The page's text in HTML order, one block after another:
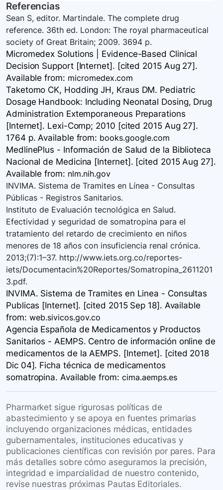
Referencias
Sean S, editor. Martindale. The complete drug
reference. 36th ed. London: The royal pharmaceutical
society of Great Britain; 2009. 3694 p.
Micromedex Solutions | Evidence-Based Clinical
Decision Support [Internet]. [cited 2015 Aug 27].
Available from: micromedex.com
Taketomo CK, Hodding JH, Kraus DM. Pediatric
Dosage Handbook: Including Neonatal Dosing, Drug
Administration Extemporaneous Preparations
[Internet]. Lexi-Comp; 2010 [cited 2015 Aug 27].
1764 p. Available from: books.google.com
MedlinePlus - Información de Salud de la Biblioteca
Nacional de Medicina [Internet]. [cited 2015 Aug 27].
Available from: nlm.nih.gov
INVIMA. Sistema de Tramites en Línea - Consultas
Públicas - Registros Sanitarios.
Instituto de Evaluación tecnológica en Salud.
Efectividad y seguridad de somatropina para el
tratamiento del retardo de crecimiento en niños
menores de 18 años con insuficiencia renal crónica.
2013;(7):1–37. http://www.iets.org.co/reportes-
iets/Documentacin%20Reportes/Somatropina_2611201
3.pdf.
INVIMA. Sistema de Tramites en Linea - Consultas
Publicas [Internet]. [cited 2015 Sep 18]. Available
from: web.sivicos.gov.co
Agencia Española de Medicamentos y Productos
Sanitarios - AEMPS. Centro de información online de
medicamentos de la AEMPS. [Internet]. [cited 2018
Dic 04]. Ficha técnica de medicamentos
somatropina. Available from: cima.aemps.es
Pharmarket sigue rigurosas políticas de
abastecimiento y se apoya en fuentes primarias
incluyendo organizaciones médicas, entidades
gubernamentales, instituciones educativas y
publicaciones científicas con revisión por pares. Para
más detalles sobre cómo aseguramos la precisión,
integridad e imparcialidad de nuestro contenido,
revise nuestras próximas Pautas Editoriales.